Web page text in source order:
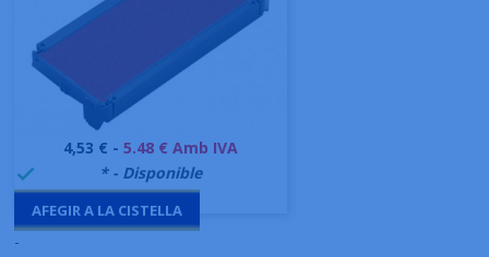
Preu
4,53 € - 5.48 € Amb IVA
 * - Disponible
AFEGIR A LA CISTELLA
-